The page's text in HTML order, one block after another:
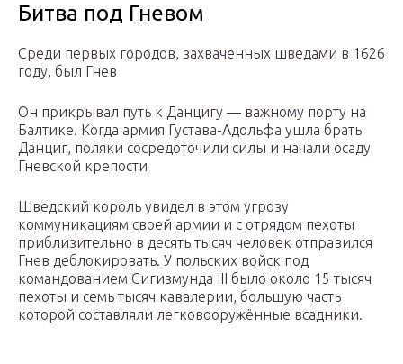
Битва под Гневом
Среди первых городов, захваченных шведами в 1626
году, был Гнев
Он прикрывал путь к Данцигу — важному порту на
Балтике. Когда армия Густава-Адольфа ушла брать
Данциг, поляки сосредоточили силы и начали осаду
Гневской крепости
Шведский король увидел в этом угрозу
коммуникациям своей армии и с отрядом пехоты
приблизительно в десять тысяч человек отправился
Гнев деблокировать. У польских войск под
командованием Сигизмунда III было около 15 тысяч
пехоты и семь тысяч кавалерии, большую часть
которой составляли легковооружённые всадники.